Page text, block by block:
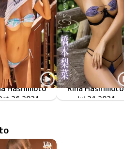
Hashimoto
ままブラック
OME-407
26 2021
Rina Hashimoto
カフェオレ
TSDS-42542
Jul 21 2021